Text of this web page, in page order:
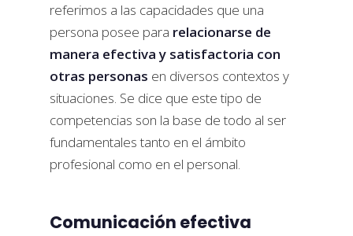
referimos a las capacidades que una
persona posee para relacionarse de
manera efectiva y satisfactoria con
otras personas en diversos contextos y
situaciones. Se dice que este tipo de
competencias son la base de todo al ser
fundamentales tanto en el ámbito
profesional como en el personal.
Comunicación efectiva